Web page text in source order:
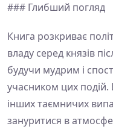
### Глибший погляд
Книга розкриває
владу серед князів
будучи мудрим і
учасником цих подій.
інших таємничих
зануритися в